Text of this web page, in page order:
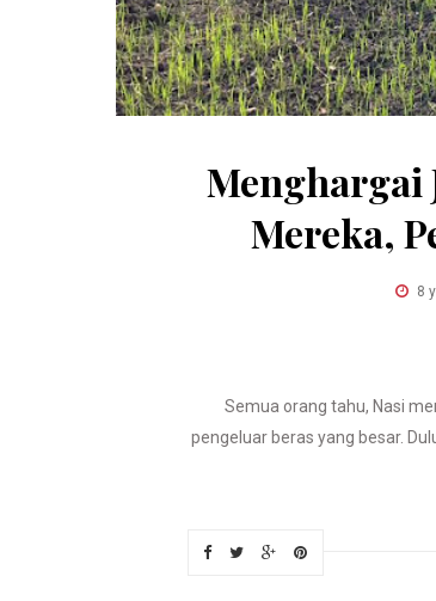
Menghargai
Mereka,
8
Semua orang tahu, Nasi
pengeluar beras yang besar.